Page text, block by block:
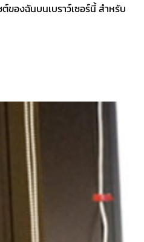
ของฉันบนเบราว์เซอร์นี้ สำหรับ